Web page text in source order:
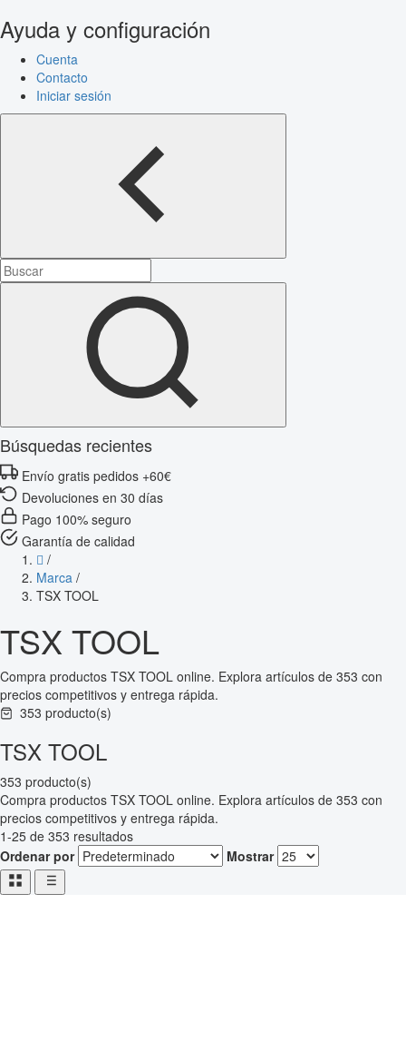
Ayuda y configuración
Cuenta
Contacto
Iniciar sesión
Búsquedas recientes
Envío gratis pedidos +60€
Devoluciones en 30 días
Pago 100% seguro
Garantía de calidad
/
Marca /
TSX TOOL
TSX TOOL
Compra productos TSX TOOL online. Explora artículos de 353 con
precios competitivos y entrega rápida.
353 producto(s)
TSX TOOL
353 producto(s)
Compra productos TSX TOOL online. Explora artículos de 353 con
precios competitivos y entrega rápida.
1-25 de 353 resultados
Ordenar por
Mostrar